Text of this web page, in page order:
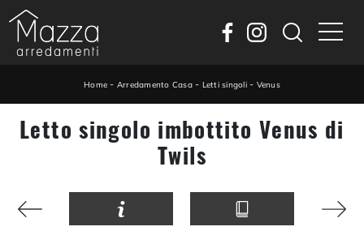
Home - Arredamento Casa- Letti singoli - Venus
Letto singolo imbottito Venus di
Twils